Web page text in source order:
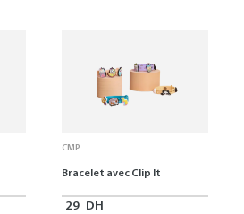
CMP
Bracelet avec Clip It
29 DH